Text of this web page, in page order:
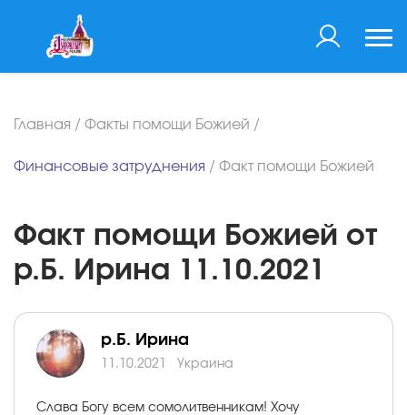
Главная / Факты помощи Божией /
Финансовые затруднения / Факт помощи Божией
Факт помощи Божией от
р.Б. Ирина 11.10.2021
р.Б. Ирина
11.10.2021 Украина
Слава Богу всем сомолитвенникам! Хочу